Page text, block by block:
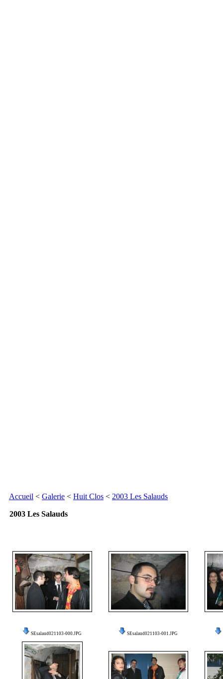
Accueil < Galerie < Huit Clos < 2003 Les Salauds
2003 Les Salauds
SEsalaud021103-000.JPG SEsalaud021103-001.JPG